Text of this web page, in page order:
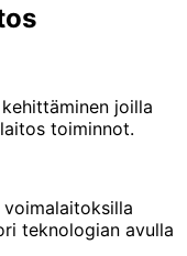
joilla
toiminnot.
teknologian avulla